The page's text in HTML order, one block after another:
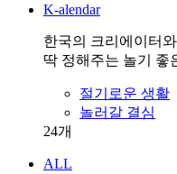
K-alendar
한국의 크리에이터
딱 정해주는 놀기 좋
절기로운 생활
놀러갈 결심
24개
ALL